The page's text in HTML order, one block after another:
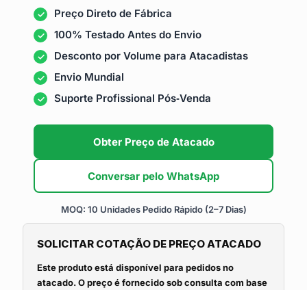
Preço Direto de Fábrica
100% Testado Antes do Envio
Desconto por Volume para Atacadistas
Envio Mundial
Suporte Profissional Pós‑Venda
Obter Preço de Atacado
Conversar pelo WhatsApp
MOQ: 10 Unidades Pedido Rápido (2–7 Dias)
SOLICITAR COTAÇÃO DE PREÇO ATACADO
Este produto está disponível para pedidos no
atacado. O preço é fornecido sob consulta com base